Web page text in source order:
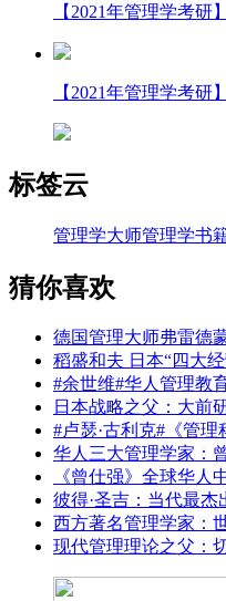
【2021年管理学考
【2021年管理学考
标签云
管理学大师管理学书
猜你喜欢
德国管理大师弗雷德
稻盛和夫 日本“四大
#余世维#华人管理教
日本战略之父：大前
#卢瑟·古利克#《管
华人三大管理学家：
《曾仕强》全球华人
彼得·圣吉：当代最
西方著名管理学家：
现代管理理论之父：